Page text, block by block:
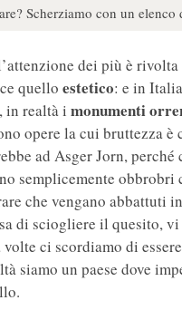
Scherziamo con un
dei più è rivolta
quello estetico: e in
in realtà i monumenti
opere la cui bruttezza è
ad Asger Jorn,
semplicemente obbrobri
che vengano abbattuti
di sciogliere il quesito,
ci scordiamo di
siamo un paese dove